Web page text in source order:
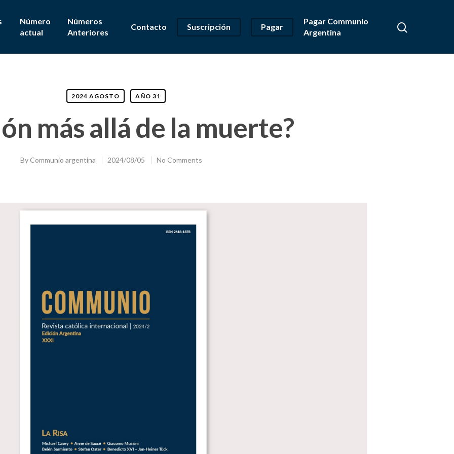
Número
actual
Números
Anteriores
Contacto Suscripción Pagar
Pagar Communio
Argentina
2024 AGOSTO AÑO 31
más allá de la muerte?
ByCommunio argentina 2024/08/05 No Comments